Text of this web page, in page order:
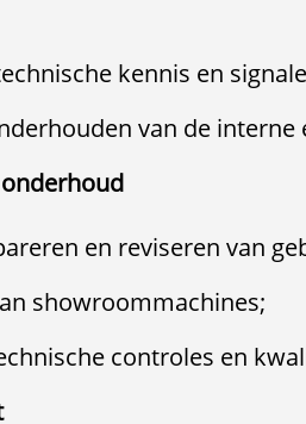
kennis en
van de interne
en reviseren van
showroommachines;
controles en